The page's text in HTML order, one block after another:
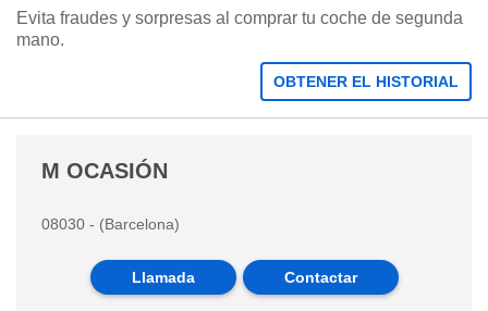
Evita fraudes y sorpresas al comprar tu coche de segunda
mano.
OBTENER EL HISTORIAL
M OCASIÓN
08030 - (Barcelona)
Llamada Contactar